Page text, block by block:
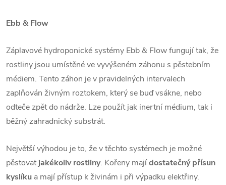
Ebb & Flow
Záplavové hydroponické systémy Ebb & Flow fungují tak, že
rostliny jsou umístěné ve vyvýšeném záhonu s pěstebním
médiem. Tento záhon je v pravidelných intervalech
zaplňován živným roztokem, který se buď vsákne, nebo
odteče zpět do nádrže. Lze použít jak inertní médium, tak i
běžný zahradnický substrát.
Největší výhodou je to, že v těchto systémech je možné
pěstovatjakékoliv rostliny. Kořeny majídostatečný přísun
kyslíku a mají přístup k živinám i při výpadku elektřiny.